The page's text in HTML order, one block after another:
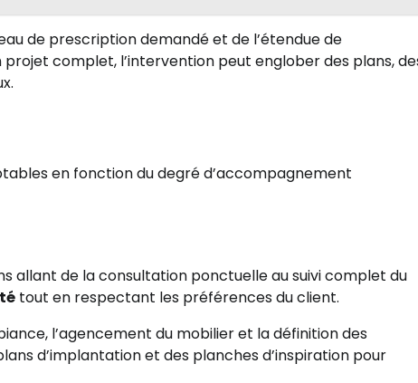
de prescription demandé et de l’étendue de
projet complet, l’intervention peut englober des plans,
en fonction du degré d’accompagnement
allant de la consultation ponctuelle au suivi complet du
tout en respectant les préférences du client.
l’agencement du mobilier et la définition des
d’implantation et des planches d’inspiration pour